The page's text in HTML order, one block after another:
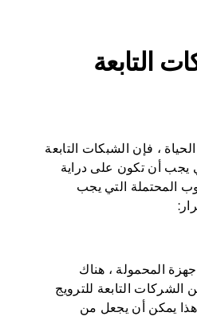
التابعة
، فإن الشبكات التابعة
يجب أن تكون على دراية
المحتملة التي يجب
المحمولة ، هناك
الشركات التابعة للترويج
هذا يمكن أن يجعل من